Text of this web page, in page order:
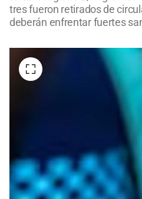
tres fueron retirados de
deberán enfrentar fuertes